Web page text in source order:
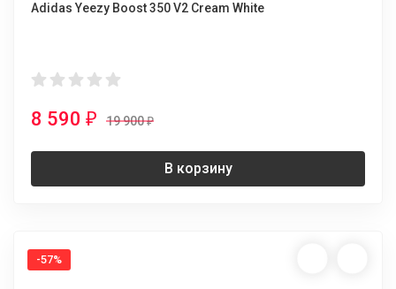
Adidas Yeezy Boost 350 V2 Cream White
8 590 ₽ 19 900₽
В корзину
-57%